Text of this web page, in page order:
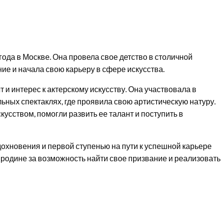
в Москве. Она провела свое детство в столичной
и начала свою карьеру в сфере искусства.
интерес к актерскому искусству. Она участвовала в
спектаклях, где проявила свою артистическую натуру.
помогли развить ее талант и поступить в
и первой ступенью на пути к успешной карьере
за возможность найти свое призвание и реализовать